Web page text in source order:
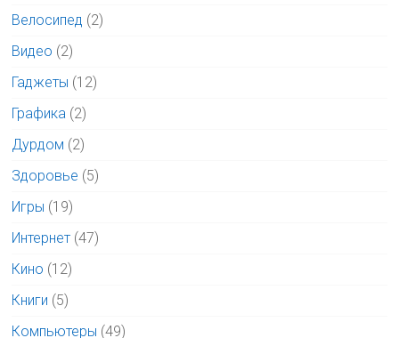
Велосипед (2)
Видео (2)
Гаджеты (12)
Графика (2)
Дурдом (2)
Здоровье (5)
Игры (19)
Интернет (47)
Кино (12)
Книги (5)
Компьютеры (49)